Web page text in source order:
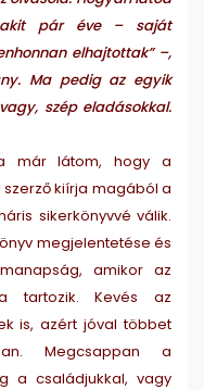
pár éve – saját
elhajtottak” –,
Ma pedig az egyik
szép eladásokkal.
látom, hogy a
kiírja magából a
sikerkönyvvé válik.
megjelentetése és
amikor az
tartozik. Kevés az
is, azért jóval többet
Megcsappan a
a családjukkal, vagy